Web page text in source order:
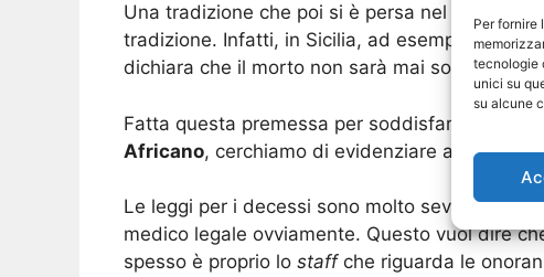
Per fornire
tecnologie
unici su
su alcune
Una tradizione che poi si è persa nel corso
tradizione. Infatti, in Sicilia, ad esempio,
dichiara che il morto non sarà mai solo.
Fatta questa premessa per soddisfare la
Africano, cerchiamo di evidenziare a cosa
Le leggi per i decessi sono molto severe e
medico legale ovviamente. Questo vuol dire
spesso è proprio lo staffche riguarda le